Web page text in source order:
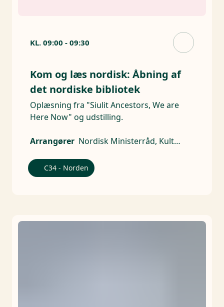
KL. 09:00 - 09:30
Kom og læs nordisk: Åbning af
det nordiske bibliotek
Oplæsning fra "Siulit Ancestors, We are
Here Now" og udstilling.
Arrangører Nordisk Ministerråd, Kulturforeningen Meigart
C34 - Norden